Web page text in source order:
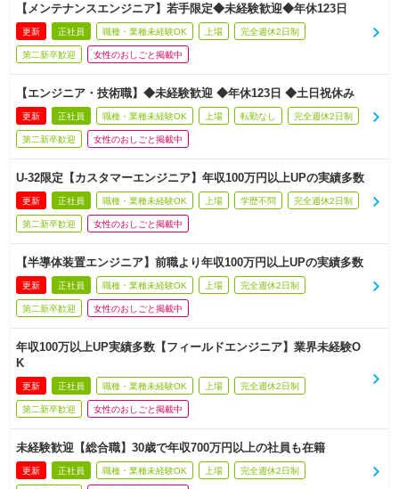
【メンテナンスエンジニア】若手限定◆未経験歓迎◆年休123日
更新 正社員 職種・業種未経験OK 上場 完全週休2日制
第二新卒歓迎 女性のおしごと掲載中
【エンジニア・技術職】◆未経験歓迎 ◆年休123日 ◆土日祝休み
更新 正社員 職種・業種未経験OK 上場 転勤なし 完全週休2日制
第二新卒歓迎 女性のおしごと掲載中
U-32限定【カスタマーエンジニア】年収100万円以上UPの実績多数
更新 正社員 職種・業種未経験OK 上場 学歴不問 完全週休2日制
第二新卒歓迎 女性のおしごと掲載中
【半導体装置エンジニア】前職より年収100万円以上UPの実績多数
更新 正社員 職種・業種未経験OK 上場 完全週休2日制
第二新卒歓迎 女性のおしごと掲載中
年収100万以上UP実績多数【フィールドエンジニア】業界未経験O
K
更新 正社員 職種・業種未経験OK 上場 完全週休2日制
第二新卒歓迎 女性のおしごと掲載中
未経験歓迎【総合職】30歳で年収700万円以上の社員も在籍
更新 正社員 職種・業種未経験OK 上場 完全週休2日制